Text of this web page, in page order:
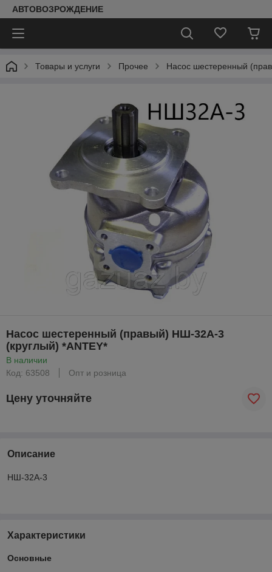
АВТОВОЗРОЖДЕНИЕ
Товары и услуги Прочее Насос шестеренный
Насос шестеренный (правый) НШ-32А-3
(круглый) *ANTEY*
В наличии
Код: 63508
Опт и розница
Цену уточняйте
Описание
НШ-32А-3
Характеристики
Основные